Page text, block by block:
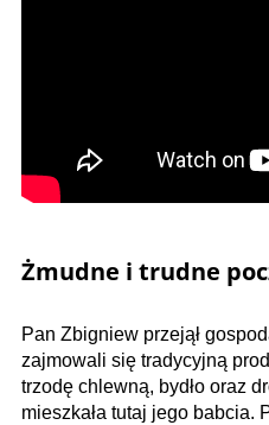
Żmudne i trudne
Pan Zbigniew przejął
zajmowali się tradycyjną
trzodę chlewną, bydło oraz
mieszkała tutaj jego babcia.